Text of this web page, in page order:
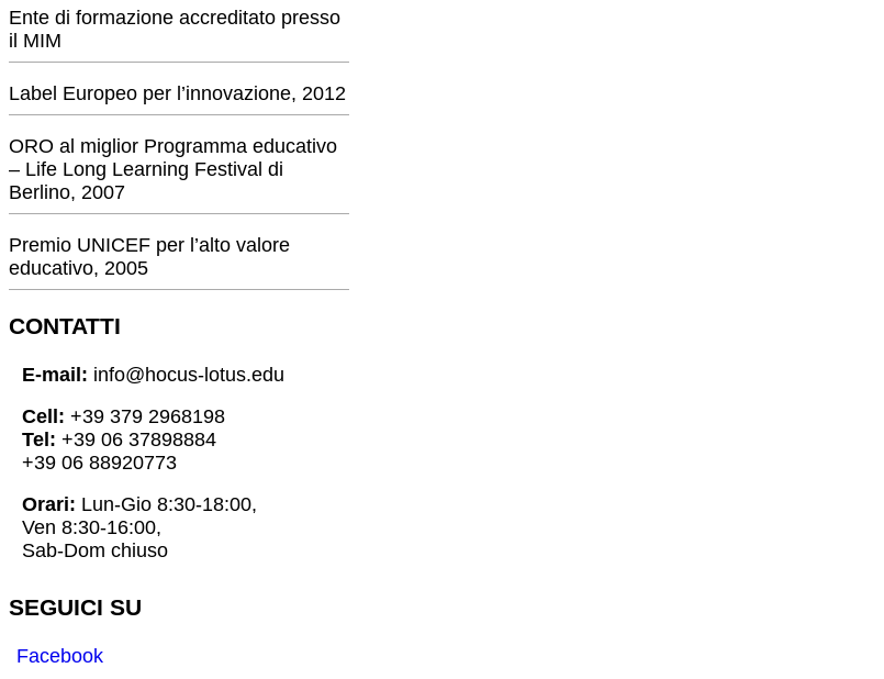
Ente di formazione accreditato presso
il MIM
Label Europeo per l’innovazione, 2012
ORO al miglior Programma educativo
– Life Long Learning Festival di
Berlino, 2007
Premio UNICEF per l’alto valore
educativo, 2005
CONTATTI
E-mail: info@hocus-lotus.edu
Cell: +39 379 2968198
Tel: +39 06 37898884
+39 06 88920773
Orari: Lun-Gio 8:30-18:00,
Ven 8:30-16:00,
Sab-Dom chiuso
SEGUICI SU
Facebook